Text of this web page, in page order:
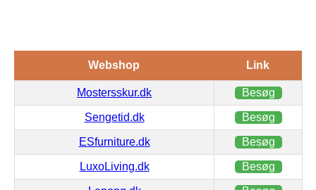
Webshop Link
Mostersskur.dk Besøg
Sengetid.dk Besøg
ESfurniture.dk Besøg
LuxoLiving.dk Besøg